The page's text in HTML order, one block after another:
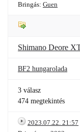
Bringás: Guen
Shimano Deore
BF2 hungarolada
3 válasz
474 megtekintés
2023.07.22. 21:57